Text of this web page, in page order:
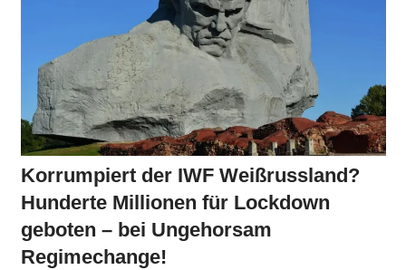
Korrumpiert der IWF Weißrussland?
Hunderte Millionen für Lockdown
geboten – bei Ungehorsam
Regimechange!